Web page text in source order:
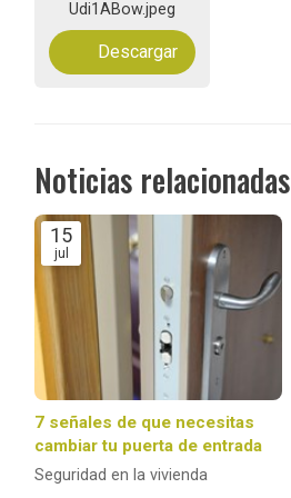
Udi1ABow.jpeg
Descargar
Noticias relacionadas
15
jul
7 señales de que necesitas
cambiar tu puerta de entrada
Seguridad en la vivienda